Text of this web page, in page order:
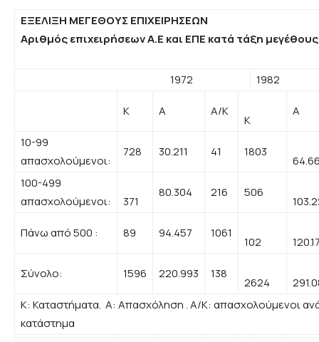
ΕΞΕΛΙΞΗ ΜΕΓΕΘΟΥΣ ΕΠΙΧΕΙΡΗΣΕΩΝ
Αριθμός επιχειρήσεων Α.Ε και ΕΠΕ κατά τάξη μεγέθους
1972 1982
Κ Α Α/Κ
Κ
Α
10-99
απασχολούμενοι:
728 30.211 41 1803
100-499
απασχολούμενοι:
371
80.304 216 506
Πάνω από 500 : 89 94.457 1061
102
Σύνολο: 1596 220.993 138
2624
Κ: Καταστήματα. Α: Απασχόληση . Α/Κ: απασχολούμενοι
κατάστημα